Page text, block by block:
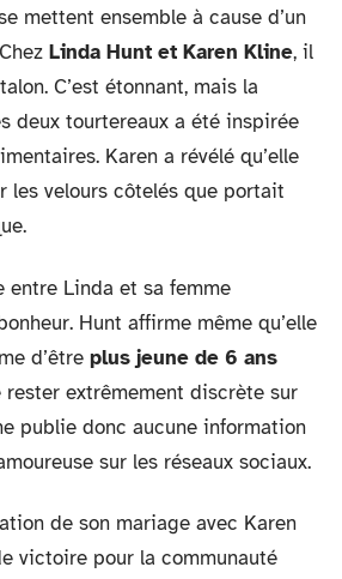
mettent ensemble à cause d’un
Linda Hunt et Karen Kline, il
C’est étonnant, mais la
deux tourtereaux a été inspirée
Karen a révélé qu’elle
les velours côtelés que portait
entre Linda et sa femme
Hunt affirme même qu’elle
d’être plus jeune de 6 ans
rester extrêmement discrète sur
publie donc aucune information
sur les réseaux sociaux.
de son mariage avec Karen
victoire pour la communauté